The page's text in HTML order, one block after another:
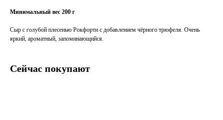
Минимальный вес 200 г
Сыр с голубой плесенью Рокфорти с добавлением чёрного трюфеля. Очень
яркий, ароматный, запоминающийся.
Сейчас покупают